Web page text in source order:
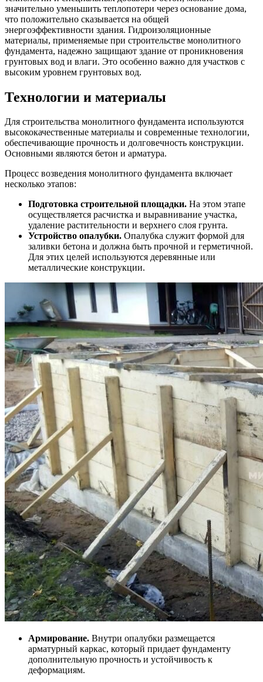
значительно уменьшить теплопотери через основание дома,
что положительно сказывается на общей
энергоэффективности здания. Гидроизоляционные
материалы, применяемые при строительстве монолитного
фундамента, надежно защищают здание от проникновения
грунтовых вод и влаги. Это особенно важно для участков с
высоким уровнем грунтовых вод.
Технологии и материалы
Для строительства монолитного фундамента используются
высококачественные материалы и современные технологии,
обеспечивающие прочность и долговечность конструкции.
Основными являются бетон и арматура.
Процесс возведения монолитного фундамента включает
несколько этапов:
Подготовка строительной площадки. На этом этапе
осуществляется расчистка и выравнивание участка,
удаление растительности и верхнего слоя грунта.
Устройство опалубки. Опалубка служит формой для
заливки бетона и должна быть прочной и герметичной.
Для этих целей используются деревянные или
металлические конструкции.
Армирование. Внутри опалубки размещается
арматурный каркас, который придает фундаменту
дополнительную прочность и устойчивость к
деформациям.